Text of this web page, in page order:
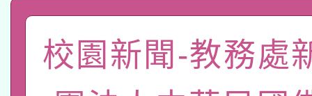
薪期間赴陸應申請許可
轉知經濟部水利署委託
業技術研究院辦理「
115年8月22日(星期六
2026年桃園地景藝術
校園新聞-教務處